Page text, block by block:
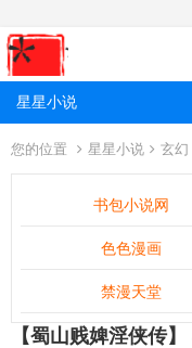
星星小说
您的位置 星星小说 玄幻
书包小说网
色色漫画
禁漫天堂
【蜀山贱婢淫侠传